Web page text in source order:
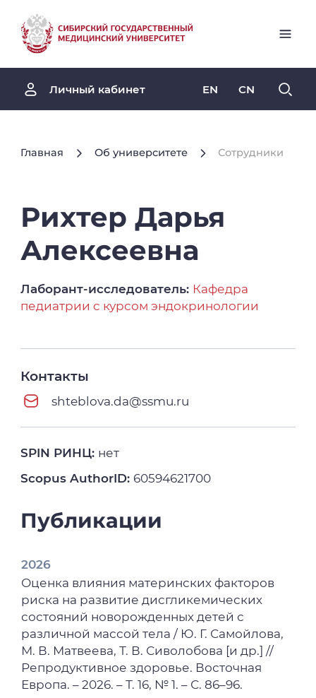
Личный кабинет EN CN
Главная Об университете Сотрудники
Рихтер Дарья
Алексеевна
Лаборант-исследователь: Кафедра
педиатрии с курсом эндокринологии
Контакты
shteblova.da@ssmu.ru
SPIN РИНЦ: нет
Scopus AuthorID: 60594621700
Публикации
2026
Оценка влияния материнских факторов
риска на развитие дисгликемических
состояний новорожденных детей с
различной массой тела / Ю. Г. Самойлова,
М. В. Матвеева, Т. В. Сиволобова [и др.] //
Репродуктивное здоровье. Восточная
Европа. – 2026. – Т. 16, № 1. – С. 86–96.